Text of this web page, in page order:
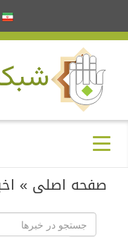
صفحه اصلی »